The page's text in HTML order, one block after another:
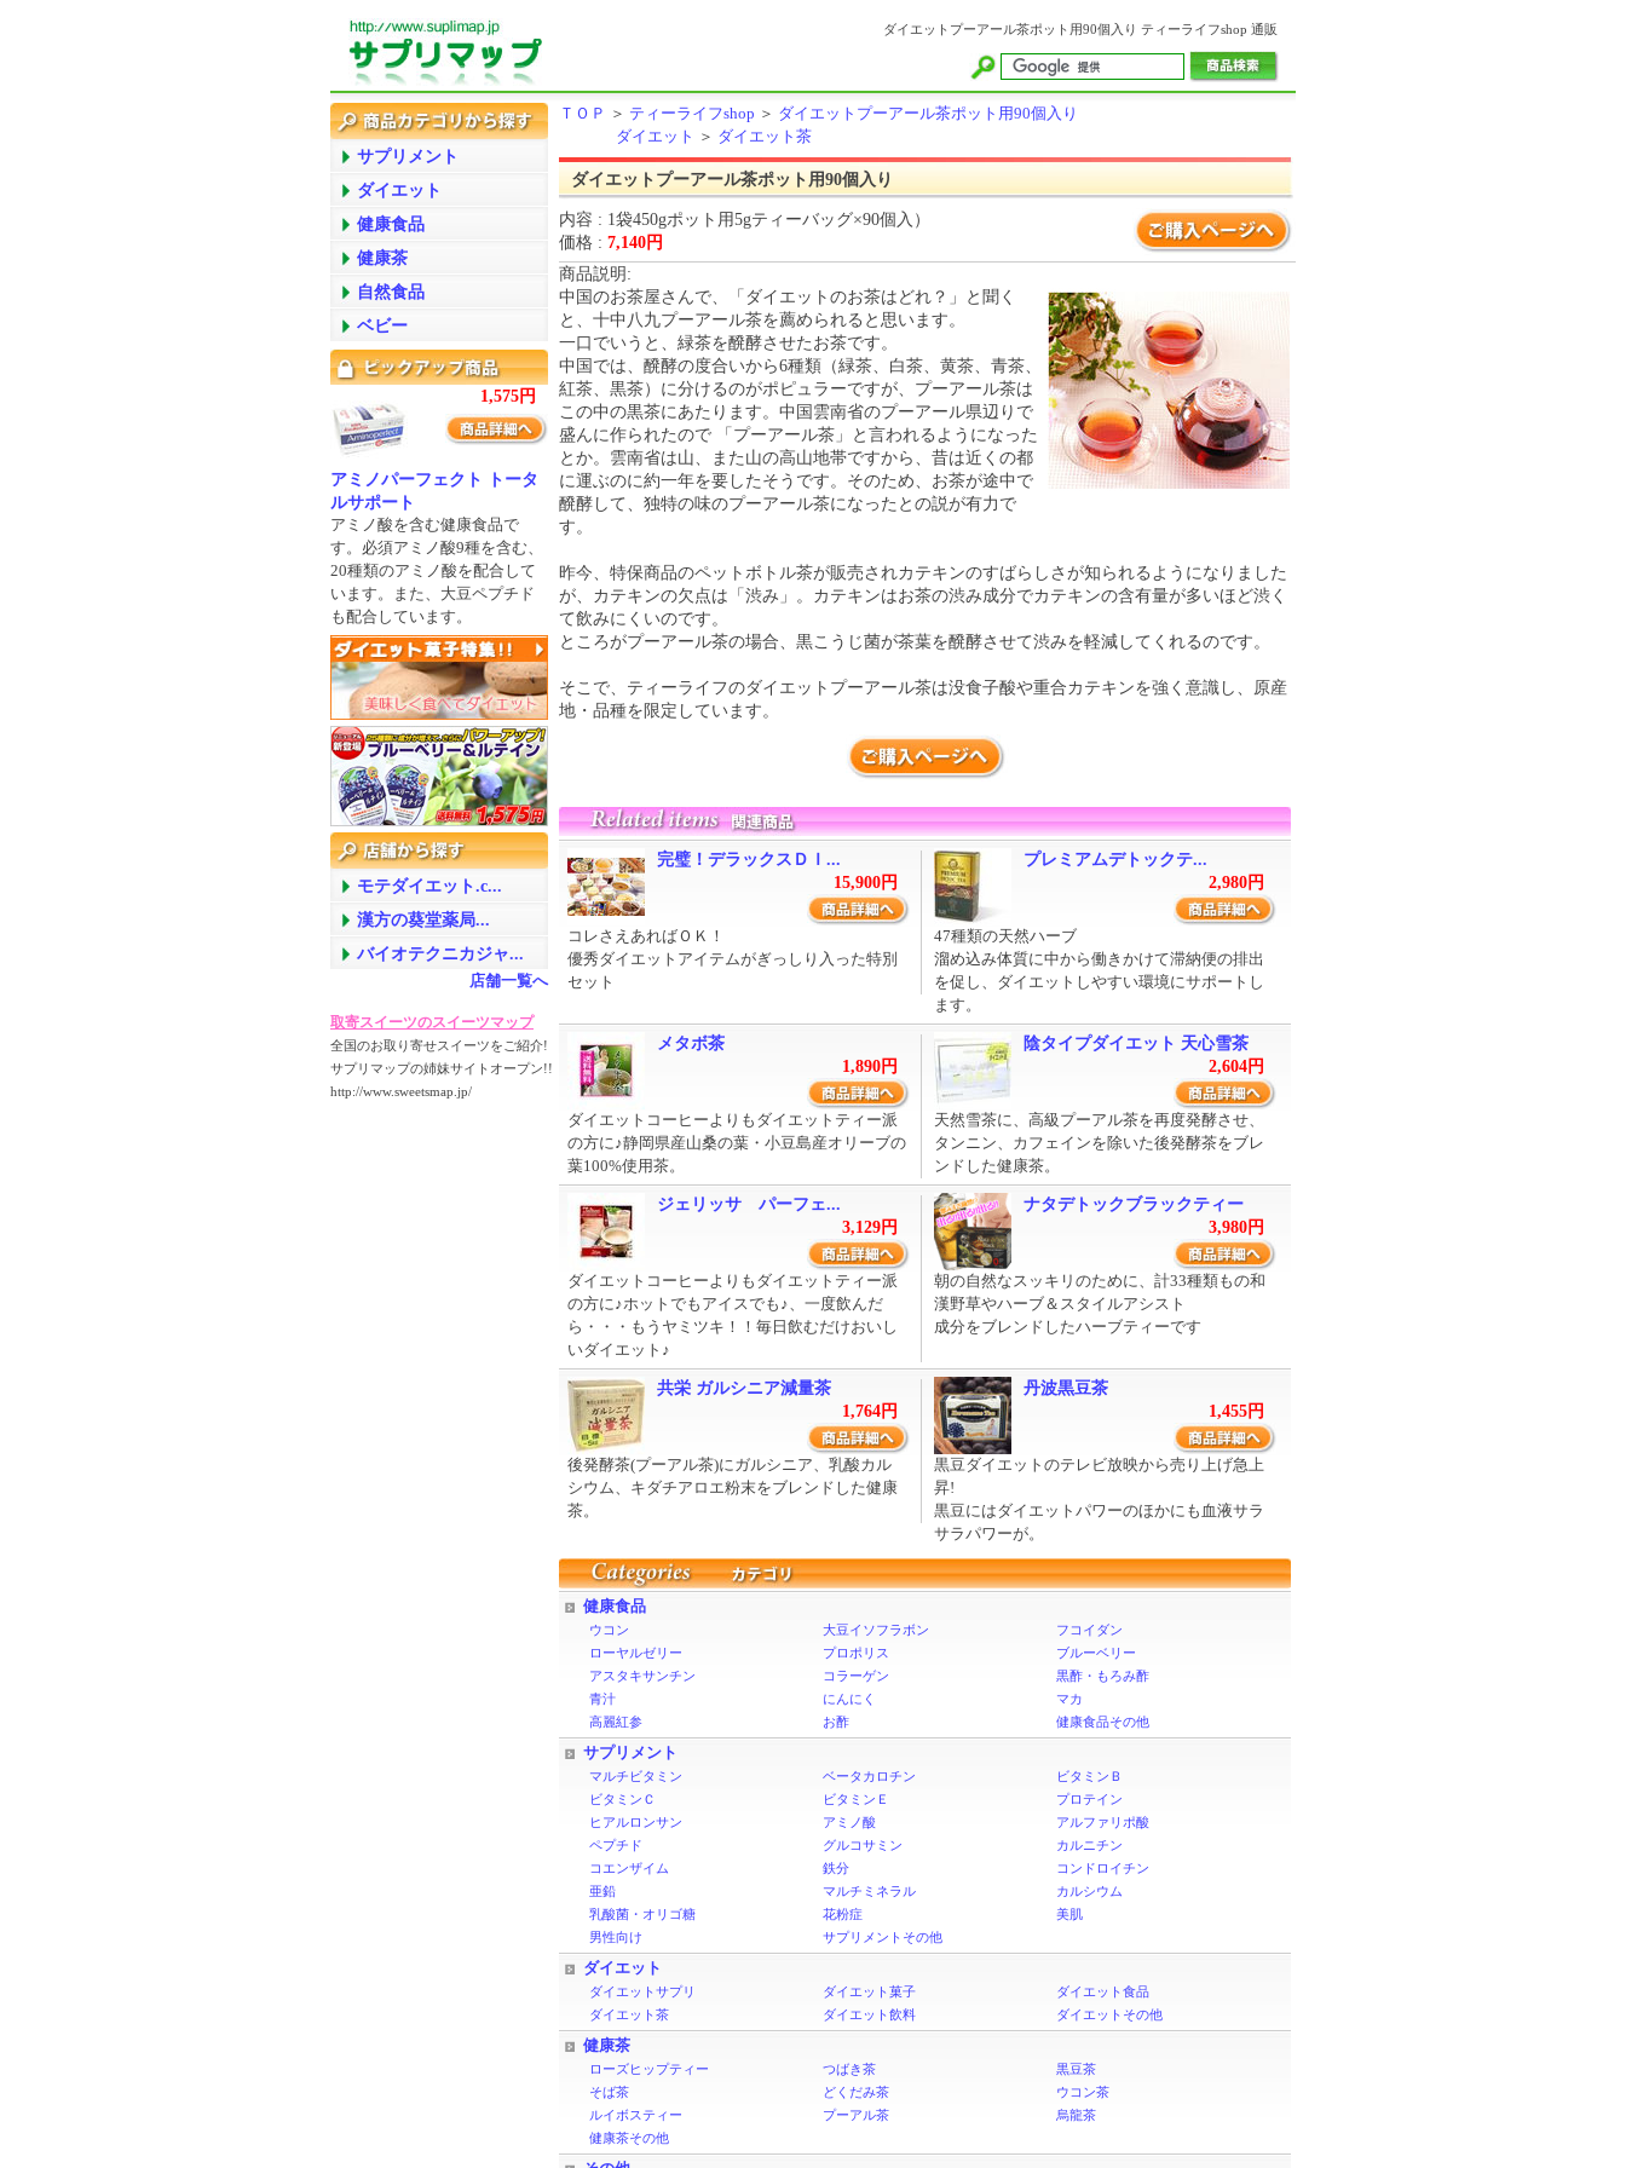
ダイエットプーアール茶ポット用90個入り ティーライフshop 通販
ＴＯＰ ＞ ティーライフshop ＞ ダイエットプーアール茶ポット用90個入り
ダイエット
＞ ダイエット茶
ダイエットプーアール茶ポット用90個入り
内容 : 1袋450gポット用5gティーバッグ×90個入）
価格 : 7,140円
商品説明:
中国のお茶屋さんで、「ダイエットのお茶はどれ？」と聞く
と、十中八九プーアール茶を薦められると思います。
一口でいうと、緑茶を醗酵させたお茶です。
中国では、醗酵の度合いから6種類（緑茶、白茶、黄茶、青茶、
紅茶、黒茶）に分けるのがポピュラーですが、プーアール茶は
この中の黒茶にあたります。中国雲南省のプーアール県辺りで
盛んに作られたので 「プーアール茶」と言われるようになった
とか。雲南省は山、また山の高山地帯ですから、昔は近くの都
に運ぶのに約一年を要したそうです。そのため、お茶が途中で
醗酵して、独特の味のプーアール茶になったとの説が有力で
す。
昨今、特保商品のペットボトル茶が販売されカテキンのすばらしさが知られるようになりました
が、カテキンの欠点は「渋み」。カテキンはお茶の渋み成分でカテキンの含有量が多いほど渋く
て飲みにくいのです。
ところがプーアール茶の場合、黒こうじ菌が茶葉を醗酵させて渋みを軽減してくれるのです。
そこで、ティーライフのダイエットプーアール茶は没食子酸や重合カテキンを強く意識し、原産
地・品種を限定しています。
完璧！デラックスＤＩ...
15,900円
コレさえあればＯＫ！
優秀ダイエットアイテムがぎっしり入った特別
セット
プレミアムデトックテ...
2,980円
47種類の天然ハーブ
溜め込み体質に中から働きかけて滞納便の排出
を促し、ダイエットしやすい環境にサポートし
ます。
メタボ茶
1,890円
ダイエットコーヒーよりもダイエットティー派
の方に♪静岡県産山桑の葉・小豆島産オリーブの
葉100%使用茶。
陰タイプダイエット 天心雪茶
2,604円
天然雪茶に、高級プーアル茶を再度発酵させ、
タンニン、カフェインを除いた後発酵茶をブレ
ンドした健康茶。
ジェリッサ パーフェ...
3,129円
ダイエットコーヒーよりもダイエットティー派
の方に♪ホットでもアイスでも♪、一度飲んだ
ら・・・もうヤミツキ！！毎日飲むだけおいし
いダイエット♪
ナタデトックブラックティー
3,980円
朝の自然なスッキリのために、計33種類もの和
漢野草やハーブ＆スタイルアシスト
成分をブレンドしたハーブティーです
共栄 ガルシニア減量茶
1,764円
後発酵茶(プーアル茶)にガルシニア、乳酸カル
シウム、キダチアロエ粉末をブレンドした健康
茶。
丹波黒豆茶
1,455円
黒豆ダイエットのテレビ放映から売り上げ急上
昇!
黒豆にはダイエットパワーのほかにも血液サラ
サラパワーが。
健康食品
ウコン 大豆イソフラボン
フコイダン
ローヤルゼリー
プロポリス
ブルーベリー
アスタキサンチン
コラーゲン
黒酢・もろみ酢
青汁
にんにく
マカ
高麗紅参
お酢 健康食品その他
サプリメント
マルチビタミン ベータカロチン
ビタミンＢ
ビタミンＣ
ビタミンＥ
プロテイン
ヒアルロンサン
アミノ酸
アルファリポ酸
ペプチド
グルコサミン
カルニチン
コエンザイム
鉄分
コンドロイチン
亜鉛
マルチミネラル
カルシウム
乳酸菌・オリゴ糖
花粉症
美肌
男性向け
サプリメントその他
ダイエット
ダイエットサプリ ダイエット菓子
ダイエット食品
ダイエット茶
ダイエット飲料 ダイエットその他
健康茶
ローズヒップティー つばき茶
黒豆茶
そば茶
どくだみ茶
ウコン茶
ルイボスティー
プーアル茶
烏龍茶
健康茶その他
サプリメント
ダイエット
健康食品
健康茶
自然食品
ベビー
1,575円
アミノパーフェクト トータ
ルサポート
アミノ酸を含む健康食品で
す。必須アミノ酸9種を含む、
20種類のアミノ酸を配合して
います。また、大豆ペプチド
も配合しています。
モテダイエット.c...
漢方の葵堂薬局...
バイオテクニカジャ...
店舗一覧へ
取寄スイーツのスイーツマップ
全国のお取り寄せスイーツをご紹介!
サプリマップの姉妹サイトオープン!!
http://www.sweetsmap.jp/